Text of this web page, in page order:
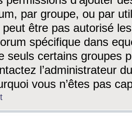
par groupe, ou par
peut être pas autorisé
spécifique dans
seuls certains groupes
l’administrateur
vous n’êtes pas